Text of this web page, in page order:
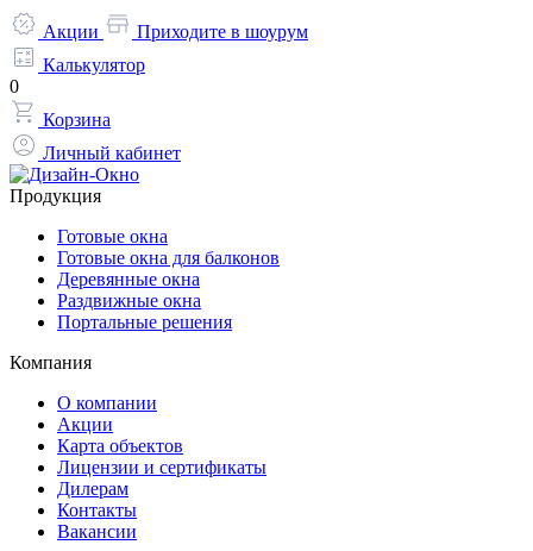
Акции
Приходите в шоурум
Калькулятор
0
Корзина
Личный кабинет
Продукция
Готовые окна
Готовые окна для балконов
Деревянные окна
Раздвижные окна
Портальные решения
Компания
О компании
Акции
Карта объектов
Лицензии и сертификаты
Дилерам
Контакты
Вакансии